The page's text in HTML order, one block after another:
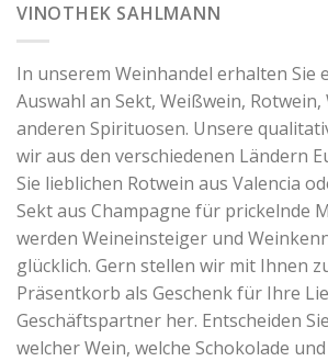
VINOTHEK SAHLMANN
In unserem Weinhandel erhalten Sie
Auswahl an Sekt, Weißwein, Rotwein,
anderen Spirituosen. Unsere
wir aus den verschiedenen Ländern
Sie lieblichen Rotwein aus Valencia
Sekt aus Champagne für prickelnde
werden Weineinsteiger und
glücklich. Gern stellen wir mit Ihnen
Präsentkorb als Geschenk für Ihre
Geschäftspartner her. Entscheiden
welcher Wein, welche Schokolade